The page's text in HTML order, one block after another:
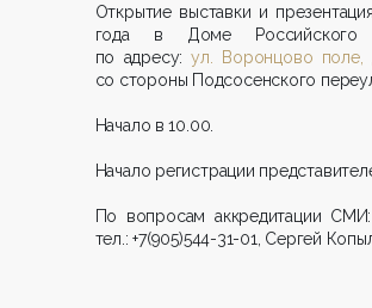
Открытие выставки и
года в Доме Российского
по адресу:ул. Воронцово поле,
со стороны Подсосенского
Начало в 10.00.
Начало регистрации
По вопросам аккредитации
тел.: +7(905)544-31-01, Сергей